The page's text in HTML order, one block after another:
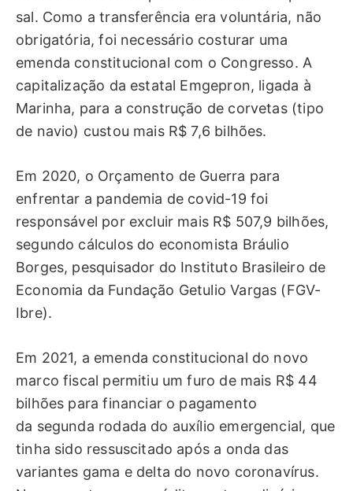
sal. Como a transferência era voluntária, não
obrigatória, foi necessário costurar uma
emenda constitucional com o Congresso. A
capitalização da estatal Emgepron, ligada à
Marinha, para a construção de corvetas (tipo
de navio) custou mais R$ 7,6 bilhões.
Em 2020, o Orçamento de Guerra para
enfrentar a pandemia de covid-19 foi
responsável por excluir mais R$ 507,9 bilhões,
segundo cálculos do economista Bráulio
Borges, pesquisador do Instituto Brasileiro de
Economia da Fundação Getulio Vargas (FGV-
Ibre).
Em 2021, a emenda constitucional do novo
marco fiscal permitiu um furo de mais R$ 44
bilhões para financiar o pagamento
da segunda rodada do auxílio emergencial, que
tinha sido ressuscitado após a onda das
variantes gama e delta do novo coronavírus.